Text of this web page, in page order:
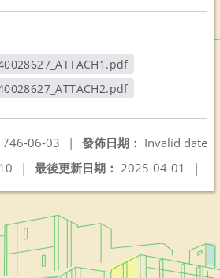
另開新視窗
發佈日期： Invalid date
06-03
|
最後更新日期： 2025-04-01 |
|